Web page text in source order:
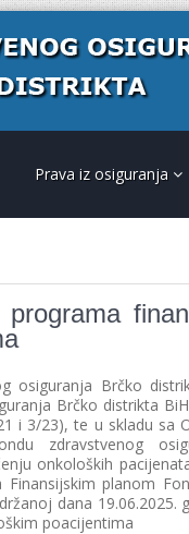
Prava iz osiguranja
osiguranja Brčko
Brčko distrikta
i 3/23), te u skladu sa
zdravstvenog
onkoloških
planom
dana
poacijentima